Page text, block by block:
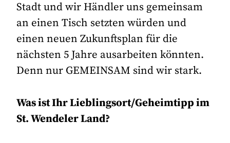
Stadt und wir Händler uns gemeinsam
an einen Tisch setzten würden und
einen neuen Zukunftsplan für die
nächsten 5 Jahre ausarbeiten könnten.
Denn nur GEMEINSAM sind wir stark.
Was ist Ihr Lieblingsort/Geheimtipp im
St. Wendeler Land?